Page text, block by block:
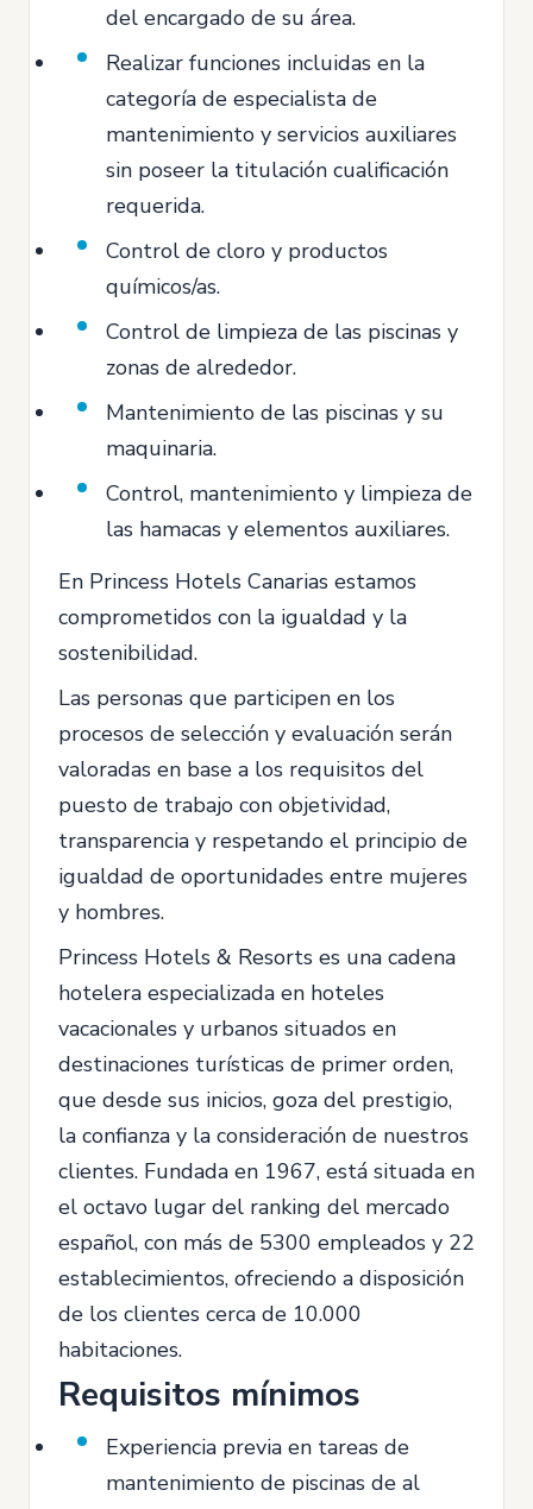
del encargado de su área.
Realizar funciones incluidas en la
categoría de especialista de
mantenimiento y servicios auxiliares
sin poseer la titulación cualificación
requerida.
Control de cloro y productos
químicos/as.
Control de limpieza de las piscinas y
zonas de alrededor.
Mantenimiento de las piscinas y su
maquinaria.
Control, mantenimiento y limpieza de
las hamacas y elementos auxiliares.
En Princess Hotels Canarias estamos
comprometidos con la igualdad y la
sostenibilidad.
Las personas que participen en los
procesos de selección y evaluación serán
valoradas en base a los requisitos del
puesto de trabajo con objetividad,
transparencia y respetando el principio de
igualdad de oportunidades entre mujeres
y hombres.
Princess Hotels & Resorts es una cadena
hotelera especializada en hoteles
vacacionales y urbanos situados en
destinaciones turísticas de primer orden,
que desde sus inicios, goza del prestigio,
la confianza y la consideración de nuestros
clientes. Fundada en 1967, está situada en
el octavo lugar del ranking del mercado
español, con más de 5300 empleados y 22
establecimientos, ofreciendo a disposición
de los clientes cerca de 10.000
habitaciones.
Requisitos mínimos
Experiencia previa en tareas de
mantenimiento de piscinas de al